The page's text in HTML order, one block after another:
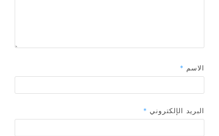
الاسم *
البريد الإلكتروني *